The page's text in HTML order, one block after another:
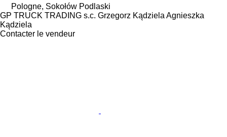
Pologne, Sokołów Podlaski
GP TRUCK TRADING s.c. Grzegorz Kądziela Agnieszka
Kądziela
Contacter le vendeur